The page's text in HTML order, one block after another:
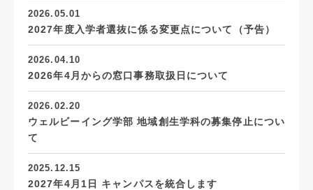
2026.05.01
2027年度入学者選抜に係る変更点について（予告）
2026.04.10
2026年4月からの窓口事務取扱日について
2026.02.20
ウェルビーイング学部 地域創生学科の募集停止につい
て
2025.12.15
2027年4月1日 キャンパスを統合します